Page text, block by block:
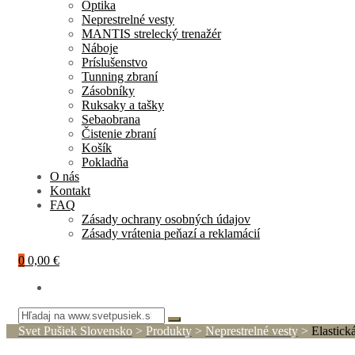
Optika
Neprestrelné vesty
MANTIS strelecký trenažér
Náboje
Príslušenstvo
Tunning zbraní
Zásobníky
Ruksaky a tašky
Sebaobrana
Čistenie zbraní
Košík
Pokladňa
O nás
Kontakt
FAQ
Zásady ochrany osobných údajov
Zásady vrátenia peňazí a reklamácií
0 0,00 €
Svet Pušiek Slovensko > Produkty > Neprestrelné vesty >